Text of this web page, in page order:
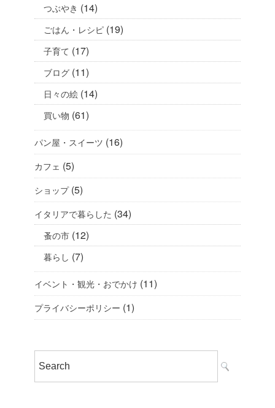
つぶやき (14)
ごはん・レシピ (19)
子育て (17)
ブログ (11)
日々の絵 (14)
買い物 (61)
パン屋・スイーツ (16)
カフェ (5)
ショップ(5)
イタリアで暮らした (34)
蚤の市 (12)
暮らし (7)
イベント・観光・おでかけ (11)
プライバシーポリシー (1)